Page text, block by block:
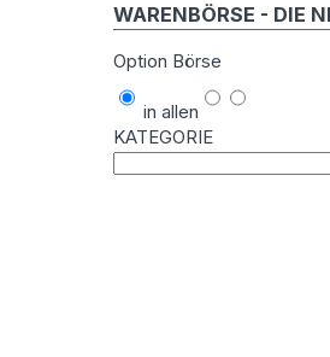
WARENBÖRSE - DIE
Option Börse
in allen
KATEGORIE